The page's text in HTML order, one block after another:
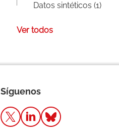
Datos sintéticos (1)
Ver todos
Síguenos